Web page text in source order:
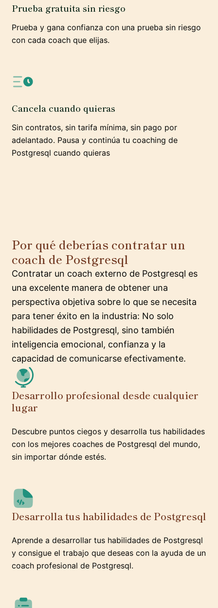
Prueba gratuita sin riesgo
Prueba y gana confianza con una prueba sin riesgo
con cada coach que elijas.
Cancela cuando quieras
Sin contratos, sin tarifa mínima, sin pago por
adelantado. Pausa y continúa tu coaching de
Postgresql cuando quieras
Por qué deberías contratar un
coach de Postgresql
Contratar un coach externo de Postgresql es
una excelente manera de obtener una
perspectiva objetiva sobre lo que se necesita
para tener éxito en la industria: No solo
habilidades de Postgresql, sino también
inteligencia emocional, confianza y la
capacidad de comunicarse efectivamente.
Desarrollo profesional desde cualquier
lugar
Descubre puntos ciegos y desarrolla tus habilidades
con los mejores coaches de Postgresql del mundo,
sin importar dónde estés.
Desarrolla tus habilidades de Postgresql
Aprende a desarrollar tus habilidades de Postgresql
y consigue el trabajo que deseas con la ayuda de un
coach profesional de Postgresql.